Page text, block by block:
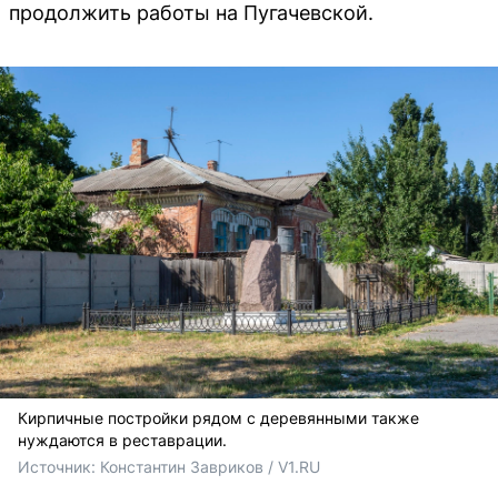
продолжить работы на Пугачевской.
Кирпичные постройки рядом с деревянными также
нуждаются в реставрации.
Источник: Константин Завриков / V1.RU